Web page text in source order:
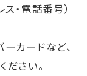
・電話番号）
カードなど、
さい。